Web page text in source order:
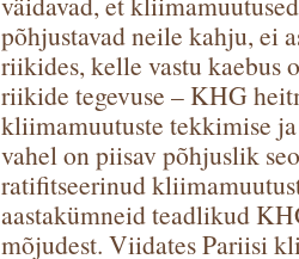
põhjustavad neile kahju, ei
riikides, kelle vastu kaebus
riikide tegevuse – KHG
kliimamuutuste tekkimise
vahel on piisav põhjuslik
ratifitseerinud
aastakümneid teadlikud
mõjudest. Viidates Pariisi